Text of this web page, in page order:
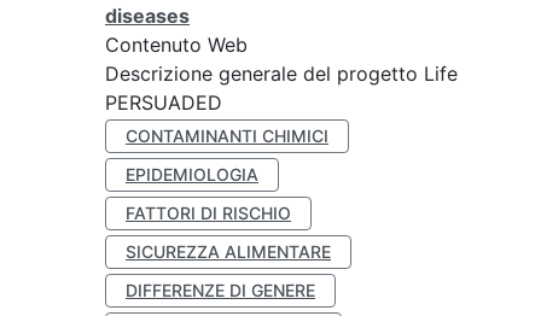
diseases
Contenuto Web
Descrizione generale del progetto Life
PERSUADED
CONTAMINANTI CHIMICI
EPIDEMIOLOGIA
FATTORI DI RISCHIO
SICUREZZA ALIMENTARE
DIFFERENZE DI GENERE